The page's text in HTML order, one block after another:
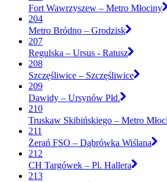
Fort Wawrzyszew – Metro Młociny
204
Metro Bródno – Grodzisk
207
Regulska – Ursus - Ratusz
208
Szczęśliwice – Szczęśliwice
209
Dawidy – Ursynów Płd.
210
Truskaw Skibińskiego – Metro
211
Żerań FSO – Dąbrówka Wiślana
212
CH Targówek – Pl. Hallera
213